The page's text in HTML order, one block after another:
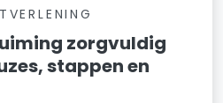
zorgvuldig
stappen en